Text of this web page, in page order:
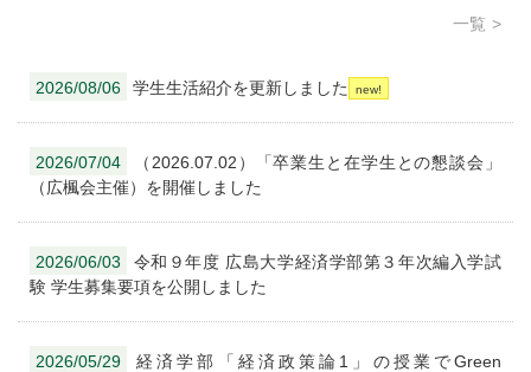
一覧
2026/08/06 学生生活紹介を更新しました
2026/07/04
（2026.07.02）「卒業生と在学生との懇談会」
（広楓会主催）を開催しました
2026/06/03
令和９年度 広島大学経済学部第３年次編入学試
験 学生募集要項を公開しました
2026/05/29
経済学部「経済政策論1」の授業でGreen